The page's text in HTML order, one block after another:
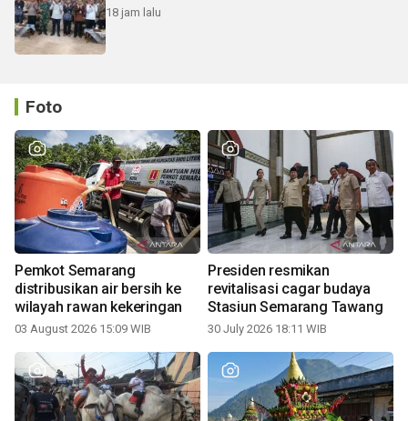
18 jam lalu
Foto
Pemkot Semarang
distribusikan air bersih ke
wilayah rawan kekeringan
03 August 2026 15:09 WIB
Presiden resmikan
revitalisasi cagar budaya
Stasiun Semarang Tawang
30 July 2026 18:11 WIB